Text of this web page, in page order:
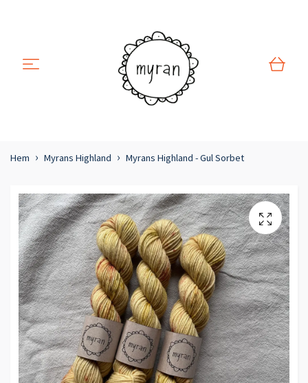
Hem Myrans Highland Myrans Highland - Gul Sorbet